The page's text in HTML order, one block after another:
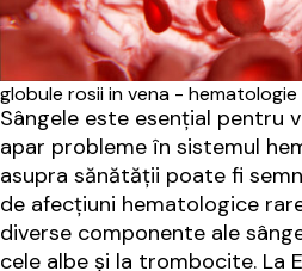
globule rosii in vena - hematologie
Sângele este esențial pentru
apar probleme în sistemul
asupra sănătății poate fi
de afecțiuni hematologice
diverse componente ale
cele albe și la trombocite. La